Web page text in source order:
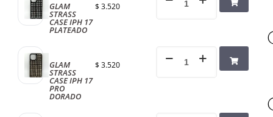
GLAM
STRASS
CASE IPH 17
PLATEADO
$ 3.520
GLAM
STRASS
CASE IPH 17
PRO
DORADO
$ 3.520